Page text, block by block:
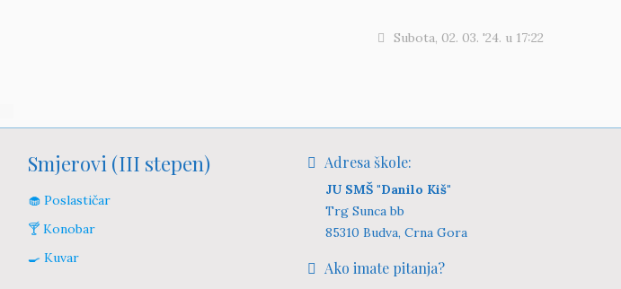
Subota, 02. 03. '24. u 17:22
Smjerovi (III stepen)
🧁 Poslastičar
🍸 Konobar
🍳 Kuvar
Adresa škole:
JU SMŠ "Danilo Kiš"
Trg Sunca bb
85310 Budva, Crna Gora
Ako imate pitanja?